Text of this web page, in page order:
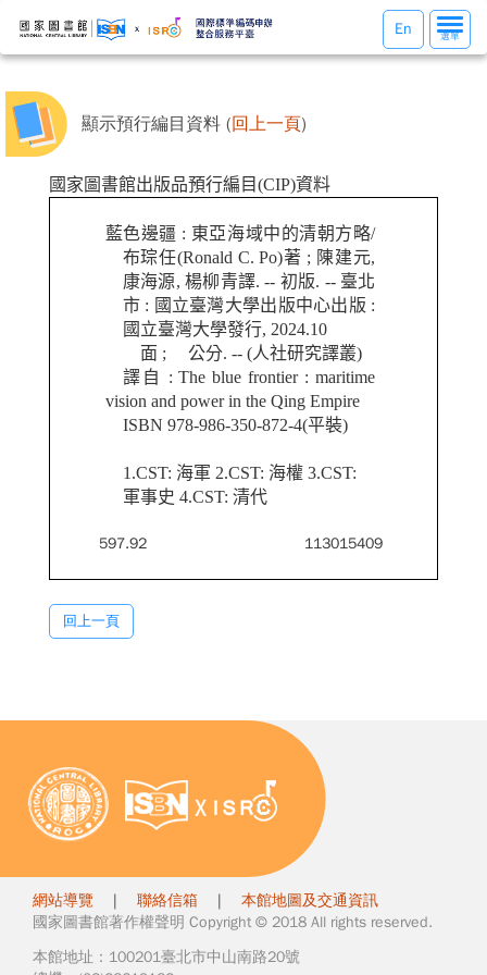
選
單
選單
En
顯示預行編目資料 (回上一頁)
國家圖書館出版品預行編目(CIP)資料
藍色邊疆 : 東亞海域中的清朝方略/
布琮任(Ronald C. Po)著 ; 陳建元,
康海源, 楊柳青譯. -- 初版. -- 臺北
市 : 國立臺灣大學出版中心出版 :
國立臺灣大學發行, 2024.10
面 ; 公分. -- (人社研究譯叢)
譯自 : The blue frontier : maritime
vision and power in the Qing Empire
ISBN 978-986-350-872-4(平裝)
1.CST: 海軍 2.CST: 海權 3.CST:
軍事史 4.CST: 清代
597.92 113015409
回上一頁
網站導覽 | 聯絡信箱 | 本館地圖及交通資訊
國家圖書館著作權聲明 Copyright © 2018 All rights reserved.
本館地址：100201臺北市中山南路20號